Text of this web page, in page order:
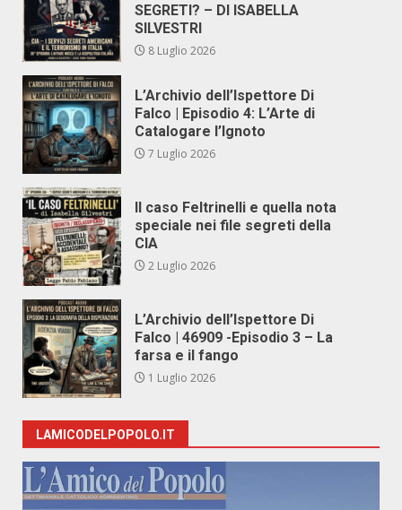
SEGRETI? – DI ISABELLA
SILVESTRI
8 Luglio 2026
L’Archivio dell’Ispettore Di
Falco | Episodio 4: L’Arte di
Catalogare l’Ignoto
7 Luglio 2026
Il caso Feltrinelli e quella nota
speciale nei file segreti della
CIA
2 Luglio 2026
L’Archivio dell’Ispettore Di
Falco | 46909 -Episodio 3 – La
farsa e il fango
1 Luglio 2026
LAMICODELPOPOLO.IT